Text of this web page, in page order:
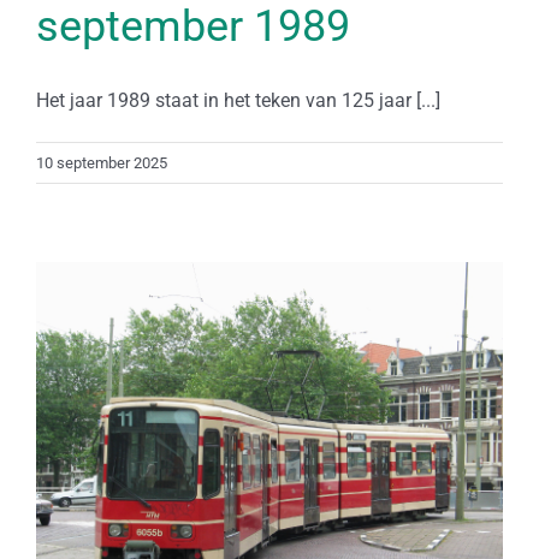
september 1989
Het jaar 1989 staat in het teken van 125 jaar [...]
10 september 2025